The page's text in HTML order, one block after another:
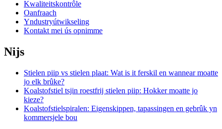
Kwaliteitskontrôle
Oanfraach
Yndustryútwikseling
Kontakt mei ús opnimme
Nijs
Stielen piip vs stielen plaat: Wat is it ferskil en wannear moatte
jo elk brûke?
Koalstofstiel tsjin roestfrij stielen piip: Hokker moatte jo
kieze?
Koalstofstielspiralen: Eigenskippen, tapassingen en gebrûk yn
kommersjele bou